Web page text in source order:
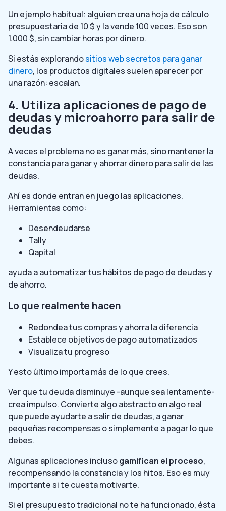
Un ejemplo habitual: alguien crea una hoja de cálculo
presupuestaria de 10 $ y la vende 100 veces. Eso son
1.000 $, sin cambiar horas por dinero.
Si estás explorandositios web secretos para ganar
dinero, los productos digitales suelen aparecer por
una razón: escalan.
4. Utiliza aplicaciones de pago de
deudas y microahorro para salir de
deudas
A veces el problema no es ganar más, sino mantener la
constancia para ganar y ahorrar dinero para salir de las
deudas.
Ahí es donde entran en juego las aplicaciones.
Herramientas como:
Desendeudarse
Tally
Qapital
ayuda a automatizar tus hábitos de pago de deudas y
de ahorro.
Lo que realmente hacen
Redondea tus compras y ahorra la diferencia
Establece objetivos de pago automatizados
Visualiza tu progreso
Y esto último importa más de lo que crees.
Ver que tu deuda disminuye -aunque sea lentamente-
crea impulso. Convierte algo abstracto en algo real
que puede ayudarte a salir de deudas, a ganar
pequeñas recompensas o simplemente a pagar lo que
debes.
Algunas aplicaciones inclusogamifican el proceso,
recompensando la constancia y los hitos. Eso es muy
importante si te cuesta motivarte.
Si el presupuesto tradicional no te ha funcionado, ésta